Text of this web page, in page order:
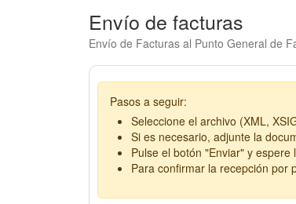
Envío de facturas
Envío de Facturas al Punto General de
Pasos a seguir:
Seleccione el archivo (XML,
Si es necesario, adjunte la
Pulse el botón "Enviar" y
Para confirmar la recepción por